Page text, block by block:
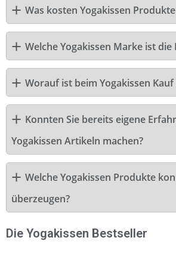
Was kosten Yogakissen
Welche Yogakissen Marke ist die
Worauf ist beim Yogakissen Kauf
Konnten Sie bereits eigene
Yogakissen Artikeln machen?
Welche Yogakissen Produkte
überzeugen?
Die Yogakissen Bestseller